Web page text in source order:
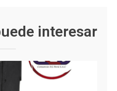
interesar